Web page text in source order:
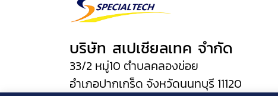
บริษัท สเปเชียลเทค จำกัด
33/2 หมู่10 ตำบลคลองข่อย
อำเภอปากเกร็ด จังหวัดนนทบุรี 11120